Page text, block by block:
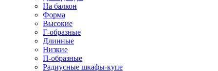
На балкон
Форма
Высокие
Г-образные
Длинные
Низкие
П-образные
Радиусные шкафы-купе